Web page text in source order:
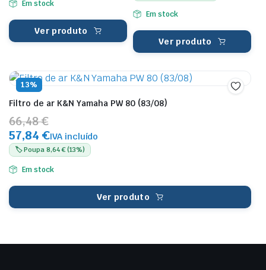
Em stock
Ver produto
Em stock
Ver produto
13%
Filtro de ar K&N Yamaha PW 80 (83/08)
66,48 €
57,84 €IVA incluído
🏷️ Poupa 8,64 € (13%)
Em stock
Ver produto